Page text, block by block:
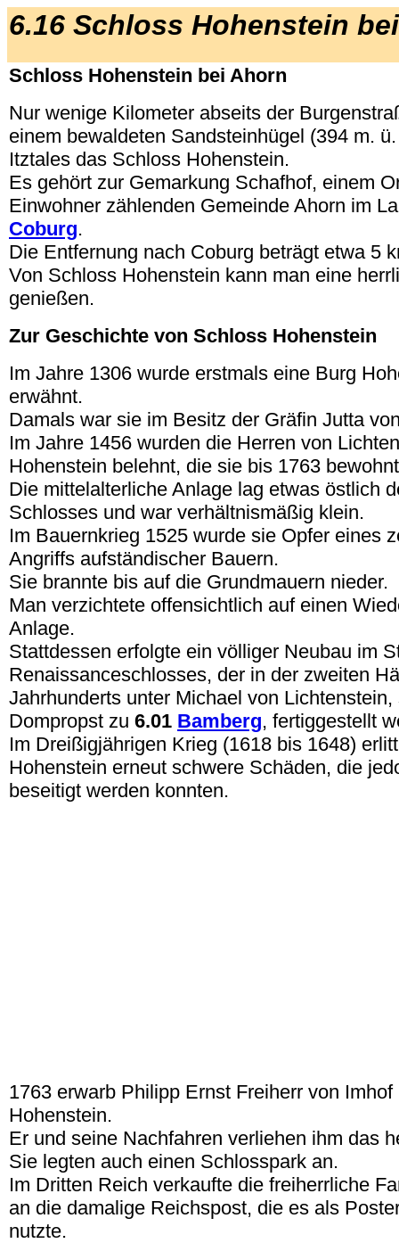
6.16 Schloss Hohenstein
Schloss Hohenstein bei Ahorn
Nur wenige Kilometer abseits der
einem bewaldeten Sandsteinhügel (394 m.
Itztales das Schloss Hohenstein.
Es gehört zur Gemarkung Schafhof, einem
Einwohner zählenden Gemeinde Ahorn im
Coburg.
Die Entfernung nach Coburg beträgt etwa 5
Von Schloss Hohenstein kann man eine
genießen.
Zur Geschichte von Schloss Hohenstein
Im Jahre 1306 wurde erstmals eine Burg
erwähnt.
Damals war sie im Besitz der Gräfin Jutta
Im Jahre 1456 wurden die Herren von
Hohenstein belehnt, die sie bis 1763
Die mittelalterliche Anlage lag etwas östlich
Schlosses und war verhältnismäßig klein.
Im Bauernkrieg 1525 wurde sie Opfer eines
Angriffs aufständischer Bauern.
Sie brannte bis auf die Grundmauern nieder.
Man verzichtete offensichtlich auf einen
Anlage.
Stattdessen erfolgte ein völliger Neubau im
Renaissanceschlosses, der in der zweiten
Jahrhunderts unter Michael von
Dompropst zu 6.01 Bamberg, fertiggestellt
Im Dreißigjährigen Krieg (1618 bis 1648)
Hohenstein erneut schwere Schäden, die
beseitigt werden konnten.
1763 erwarb Philipp Ernst Freiherr von
Hohenstein.
Er und seine Nachfahren verliehen ihm das
Sie legten auch einen Schlosspark an.
Im Dritten Reich verkaufte die freiherrliche
an die damalige Reichspost, die es als
nutzte.